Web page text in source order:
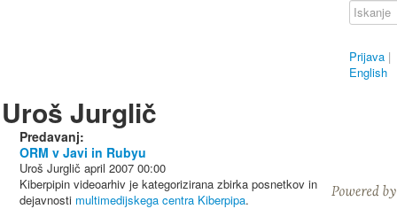
Prijava |
English
Uroš Jurglič
Predavanj:
ORM v Javi in Rubyu
Uroš Jurglič april 2007 00:00
Kiberpipin videoarhiv je kategorizirana zbirka posnetkov in
dejavnosti multimedijskega centra Kiberpipa.